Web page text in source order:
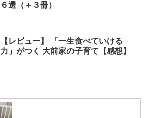
６選（＋３冊）
【レビュー】 「一生食べていける
力」がつく 大前家の子育て【感想】